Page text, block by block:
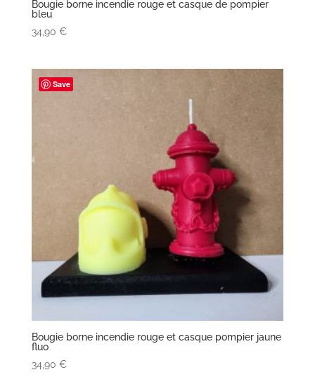
Bougie borne incendie rouge et casque de pompier
bleu
34,90 €
Save
Bougie borne incendie rouge et casque pompier jaune
fluo
34,90 €